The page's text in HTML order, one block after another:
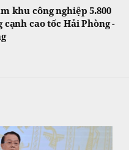
khu công nghiệp 5.800
cạnh cao tốc Hải Phòng -